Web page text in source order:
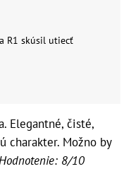
R1 skúsil utiecť
Elegantné, čisté,
charakter. Možno by
8/10